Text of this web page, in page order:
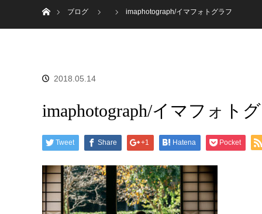
ブログ
imaphotograph/イマフォトグラフ
2018.05.14
imaphotograph/イマフォト
Tweet Share +1 Hatena Pocket